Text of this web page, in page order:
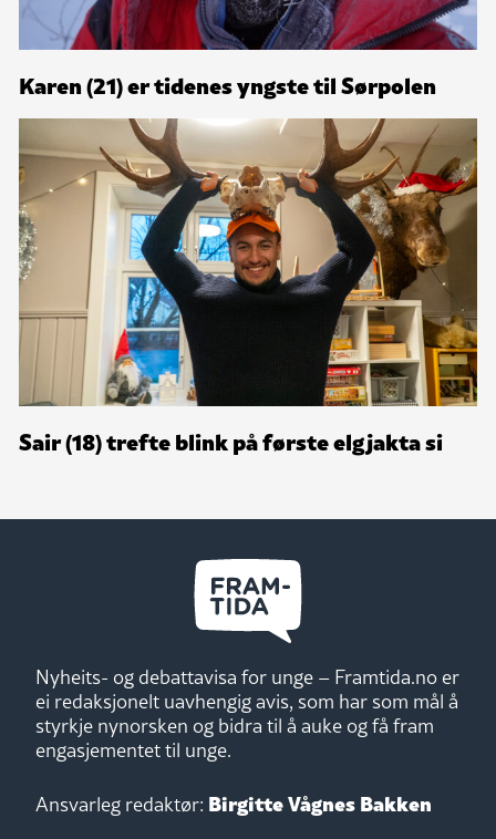
Karen (21) er tidenes yngste til Sørpolen
Sair (18) trefte blink på første elgjakta si
Nyheits- og debattavisa for unge – Framtida.no er
ei redaksjonelt uavhengig avis, som har som mål å
styrkje nynorsken og bidra til å auke og få fram
engasjementet til unge.
Ansvarleg redaktør: Birgitte Vågnes Bakken